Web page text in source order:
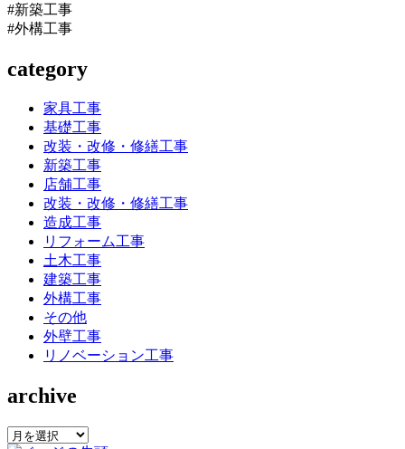
#新築工事
#外構工事
category
家具工事
基礎工事
改装・改修・修繕工事
新築工事
店舗工事
改装・改修・修繕工事
造成工事
リフォーム工事
土木工事
建築工事
外構工事
その他
外壁工事
リノベーション工事
archive
archive